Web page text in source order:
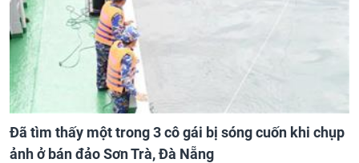
Đã tìm thấy một trong 3 cô gái bị sóng cuốn khi chụp
ảnh ở bán đảo Sơn Trà, Đà Nẵng